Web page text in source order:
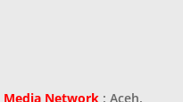
Media Network : Aceh,